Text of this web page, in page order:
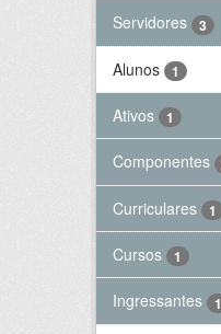
Servidores 3
Alunos 1
Ativos 1
Componentes
Curriculares 1
Cursos 1
Ingressantes 1